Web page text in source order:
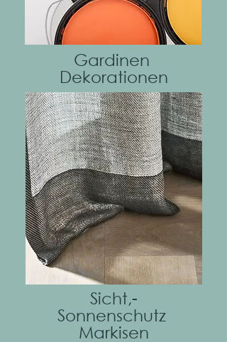
Gardinen
Dekorationen
Mehr
Sicht,-
Sonnenschutz
Markisen